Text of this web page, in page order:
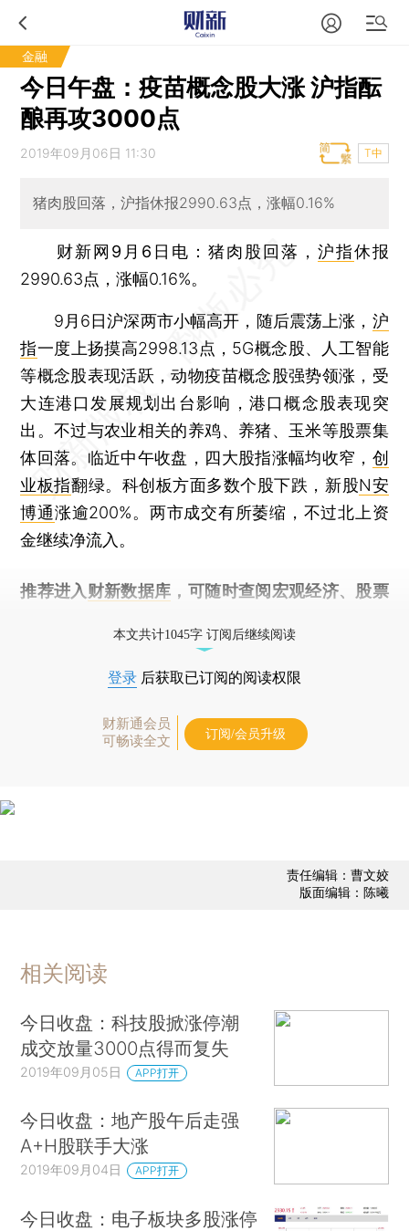
金融
今日午盘：疫苗概念股大涨 沪指酝
酿再攻3000点
2019年09月06日 11:30 T中
猪肉股回落，沪指休报2990.63点，涨幅0.16%
财新网9月6日电 ：猪肉股回落， 沪指休报
2990.63点，涨幅0.16%。
9月6日沪深两市小幅高开，随后震荡上涨， 沪
指一度上扬摸高2998.13点，5G概念股、人工智能
等概念股表现活跃，动物疫苗概念股强势领涨，受
大连港口发展规划出台影响，港口概念股表现突
出。不过与农业相关的养鸡、养猪、玉米等股票集
体回落。临近中午收盘，四大股指涨幅均收窄， 创
业板指翻绿。科创板方面多数个股下跌，新股N安
博通涨逾200%。两市成交有所萎缩，不过北上资
金继续净流入。
推荐进入 财新数据库 ，可随时查阅宏观经济、股票
本文共计1045字 订阅后继续阅读
登录 后获取已订阅的阅读权限
财新通会员
可畅读全文
订阅/会员升级
责任编辑：曹文姣
版面编辑：陈曦
相关阅读
今日收盘：科技股掀涨停潮
成交放量3000点得而复失
2019年09月05日 APP打开
今日收盘：地产股午后走强
A+H股联手大涨
2019年09月04日 APP打开
今日收盘：电子板块多股涨停